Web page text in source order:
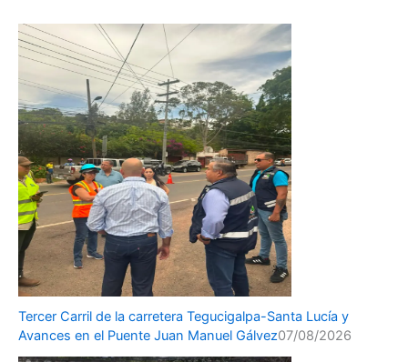
Tercer Carril de la carretera Tegucigalpa-Santa Lucía y
Avances en el Puente Juan Manuel Gálvez07/08/2026